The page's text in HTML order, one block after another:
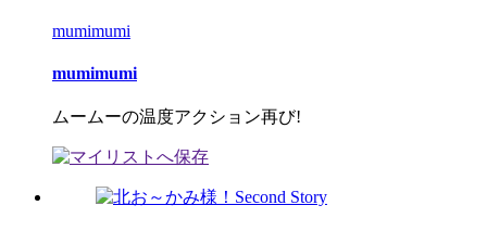
mumimumi
mumimumi
ムームーの温度アクション再び!